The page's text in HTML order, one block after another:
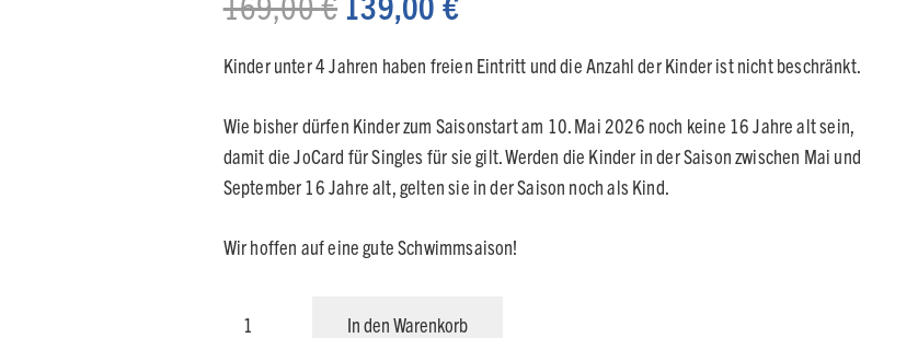
Preis
war: ist:
Kinder unter 4 Jahren haben freien Eintritt und die Anzahl der Kinder ist nicht beschränkt.
Wie bisher dürfen Kinder zum Saisonstart am 10. Mai 2026 noch keine 16 Jahre alt sein,
damit die JoCard für Singles für sie gilt. Werden die Kinder in der Saison zwischen Mai und
September 16 Jahre alt, gelten sie in der Saison noch als Kind.
Wir hoffen auf eine gute Schwimmsaison!
In den Warenkorb